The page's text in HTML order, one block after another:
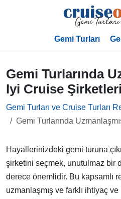
Gemi Turları
Gemi Turlarında
Iyi Cruise Şirketleri
Gemi Turları ve Cruise Turları
Gemi Turlarında
Hayallerinizdeki gemi turuna
şirketini seçmek, unutulmaz bir
derece önemlidir. Bu kapsamlı
uzmanlaşmış ve farklı ihtiyaç